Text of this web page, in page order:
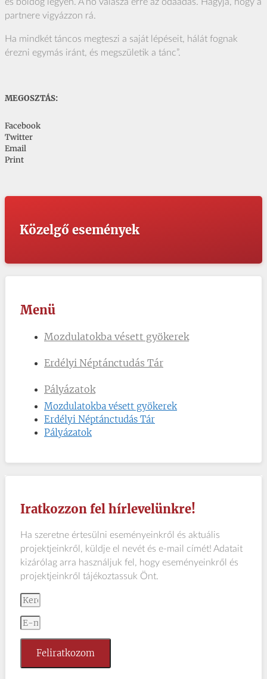
partnere vigyázzon rá.
Ha mindkét táncos megteszi a saját lépéseit, hálát fognak
érezni egymás iránt, és megszületik a tánc”.
MEGOSZTÁS:
Facebook
Twitter
Email
Print
Közelgő események
Menü
Mozdulatokba vésett gyökerek
Erdélyi Néptánctudás Tár
Pályázatok
Mozdulatokba vésett gyökerek
Erdélyi Néptánctudás Tár
Pályázatok
Iratkozzon fel hírlevelünkre!
Ha szeretne értesülni eseményeinkről és aktuális
projektjeinkről, küldje el nevét és e-mail címét! Adatait
kizárólag arra használjuk fel, hogy eseményeinkről és
projektjeinkről tájékoztassuk Önt.
Feliratkozom